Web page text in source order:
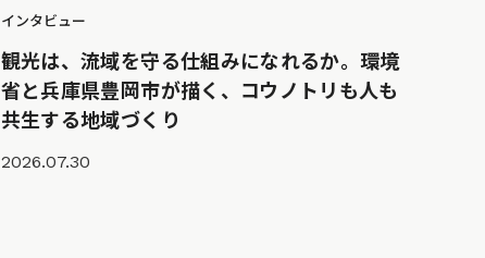
インタビュー
観光は、流域を守る仕組みになれるか。環境
省と兵庫県豊岡市が描く、コウノトリも人も
共生する地域づくり
2026.07.30